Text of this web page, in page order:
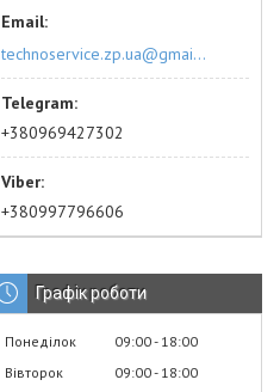
technoservice.zp.ua@gmail.com
+380969427302
+380997796606
Графік роботи
Понеділок 09:00 18:00
Вівторок
09:00 18:00